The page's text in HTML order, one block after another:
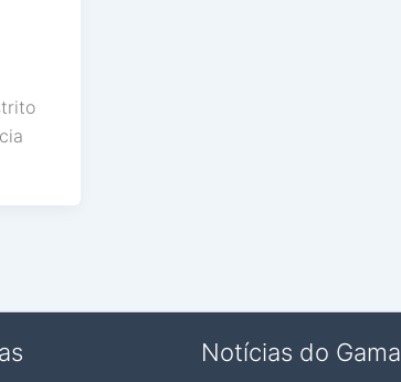
Notícias do Gama